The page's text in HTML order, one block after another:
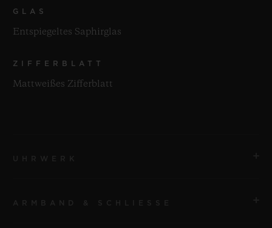
GLAS
Entspiegeltes Saphirglas
ZIFFERBLATT
Mattweißes Zifferblatt